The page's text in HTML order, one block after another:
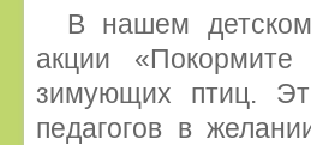
В нашем
акции
зимующих птиц.
педагогов в